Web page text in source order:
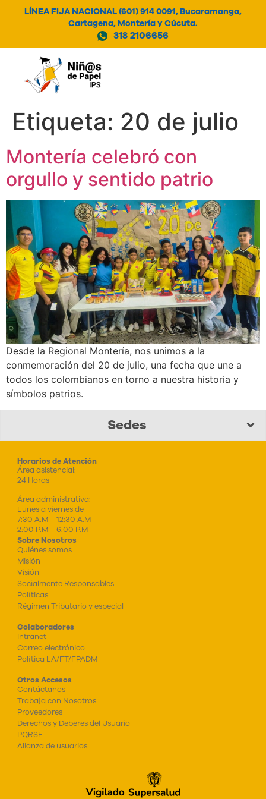
LÍNEA FIJA NACIONAL (601) 914 0091, Bucaramanga,
Cartagena, Montería y Cúcuta.
318 2106656
Etiqueta: 20 de julio
Montería celebró con
orgullo y sentido patrio
Desde la Regional Montería, nos unimos a la
conmemoración del 20 de julio, una fecha que une a
todos los colombianos en torno a nuestra historia y
símbolos patrios.
Sedes
Horarios de Atención
Área asistencial:
24 Horas
Área administrativa:
Lunes a viernes de
7:30 A.M – 12:30 A.M
2:00 P.M – 6:00 P.M
Sobre Nosotros
Quiénes somos
Misión
Visión
Socialmente Responsables
Políticas
Régimen Tributario y especial
Colaboradores
Intranet
Correo electrónico
Política LA/FT/FPADM
Otros Accesos
Contáctanos
Trabaja con Nosotros
Proveedores
Derechos y Deberes del Usuario
PQRSF
Alianza de usuarios